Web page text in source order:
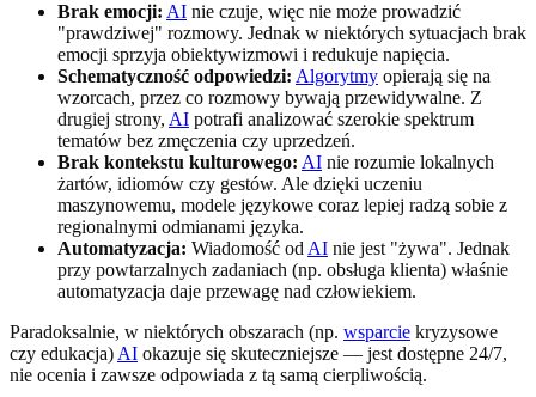
Brak emocji: AI nie czuje, więc nie może prowadzić
"prawdziwej" rozmowy. Jednak w niektórych sytuacjach brak
emocji sprzyja obiektywizmowi i redukuje napięcia.
Schematyczność odpowiedzi: Algorytmy opierają się na
wzorcach, przez co rozmowy bywają przewidywalne. Z
drugiej strony, AI potrafi analizować szerokie spektrum
tematów bez zmęczenia czy uprzedzeń.
Brak kontekstu kulturowego: AI nie rozumie lokalnych
żartów, idiomów czy gestów. Ale dzięki uczeniu
maszynowemu, modele językowe coraz lepiej radzą sobie z
regionalnymi odmianami języka.
Automatyzacja: Wiadomość od AI nie jest "żywa". Jednak
przy powtarzalnych zadaniach (np. obsługa klienta) właśnie
automatyzacja daje przewagę nad człowiekiem.
Paradoksalnie, w niektórych obszarach (np. wsparcie kryzysowe
czy edukacja) AI okazuje się skuteczniejsze — jest dostępne 24/7,
nie ocenia i zawsze odpowiada z tą samą cierpliwością.